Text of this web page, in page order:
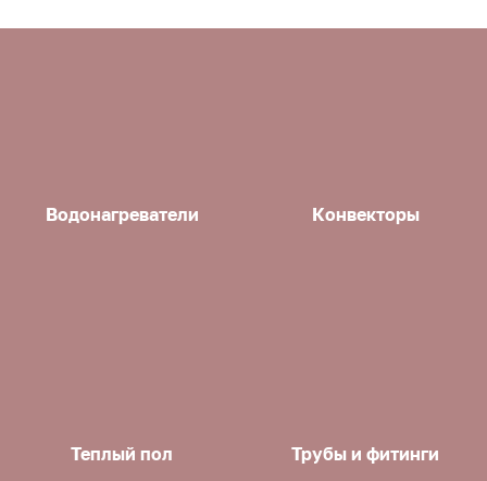
Водонагреватели Конвекторы
Теплый пол Трубы и фитинги